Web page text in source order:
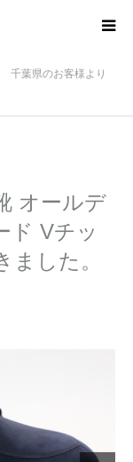
千葉県のお客様より
オールデ
ド Vチッ
ました。